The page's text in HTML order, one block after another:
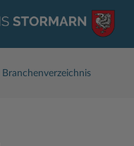
Branchenverzeichnis